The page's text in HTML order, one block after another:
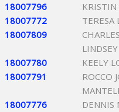
18007796 KRISTIN
18007772
TERESA
18007809
LINDSEY
18007780 KEELY
18007791
ROCCO
18007776 DENNIS